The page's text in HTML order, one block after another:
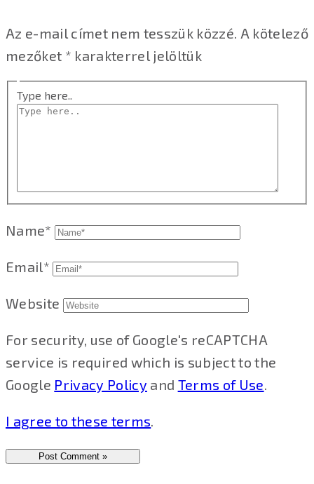
Az e-mail címet nem tesszük közzé. A kötelező
mezőket * karakterrel jelöltük
Type here..
Name*
Email*
Website
For security, use of Google's reCAPTCHA
service is required which is subject to the
Google Privacy Policy and Terms of Use.
I agree to these terms.